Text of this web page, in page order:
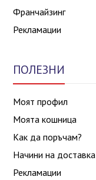
Франчайзинг
Рекламации
ПОЛЕЗНИ
Моят профил
Моята кошница
Как да поръчам?
Начини на доставка
Рекламации